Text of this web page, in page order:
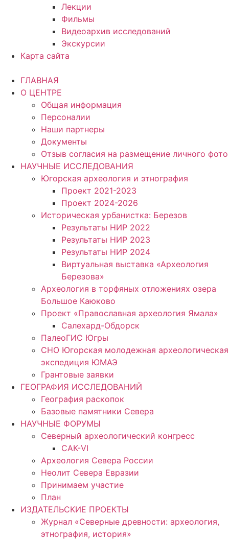
Лекции
Фильмы
Видеоархив исследований
Экскурсии
Карта сайта
ГЛАВНАЯ
О ЦЕНТРЕ
Общая информация
Персоналии
Наши партнеры
Документы
Отзыв согласия на размещение личного фото
НАУЧНЫЕ ИССЛЕДОВАНИЯ
Югорская археология и этнография
Проект 2021-2023
Проект 2024-2026
Историческая урбанистка: Березов
Результаты НИР 2022
Результаты НИР 2023
Результаты НИР 2024
Виртуальная выставка «Археология
Березова»
Археология в торфяных отложениях озера
Большое Каюково
Проект «Православная археология Ямала»
Салехард-Обдорск
ПалеоГИС Югры
СНО Югорская молодежная археологическая
экспедиция ЮМАЭ
Грантовые заявки
ГЕОГРАФИЯ ИССЛЕДОВАНИЙ
География раскопок
Базовые памятники Севера
НАУЧНЫЕ ФОРУМЫ
Северный археологический конгресс
САК-VI
Археология Севера России
Неолит Севера Евразии
Принимаем участие
План
ИЗДАТЕЛЬСКИЕ ПРОЕКТЫ
Журнал «Северные древности: археология,
этнография, история»